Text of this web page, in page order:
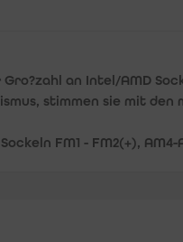
an Intel/AMD
stimmen sie mit
FM1 - FM2(+), AM4-